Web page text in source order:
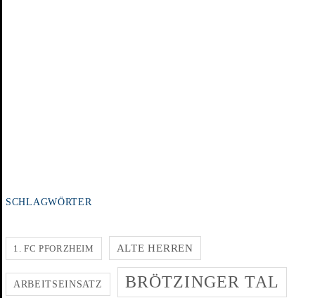
SCHLAGWÖRTER
1. FC PFORZHEIM ALTE HERREN
ARBEITSEINSATZ BRÖTZINGER TAL